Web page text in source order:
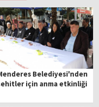
Belediyesi'nden
için anma etkinliği